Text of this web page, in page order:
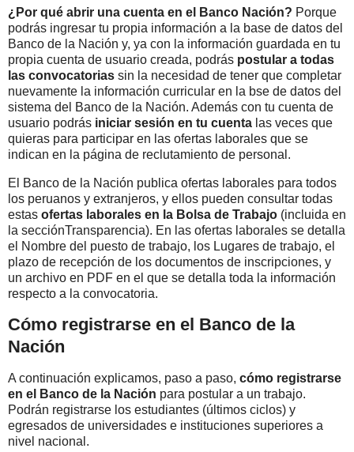
¿Por qué abrir una cuenta en el Banco Nación? Porque
podrás ingresar tu propia información a la base de datos del
Banco de la Nación y, ya con la información guardada en tu
propia cuenta de usuario creada, podrás postular a todas
las convocatorias sin la necesidad de tener que completar
nuevamente la información curricular en la bse de datos del
sistema del Banco de la Nación. Además con tu cuenta de
usuario podrás iniciar sesión en tu cuenta las veces que
quieras para participar en las ofertas laborales que se
indican en la página de reclutamiento de personal.
El Banco de la Nación publica ofertas laborales para todos
los peruanos y extranjeros, y ellos pueden consultar todas
estas ofertas laborales en la Bolsa de Trabajo (incluida en
la secciónTransparencia). En las ofertas laborales se detalla
el Nombre del puesto de trabajo, los Lugares de trabajo, el
plazo de recepción de los documentos de inscripciones, y
un archivo en PDF en el que se detalla toda la información
respecto a la convocatoria.
Cómo registrarse en el Banco de la
Nación
A continuación explicamos, paso a paso, cómo registrarse
en el Banco de la Nación para postular a un trabajo.
Podrán registrarse los estudiantes (últimos ciclos) y
egresados de universidades e instituciones superiores a
nivel nacional.